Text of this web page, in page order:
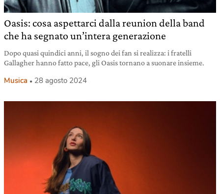
Oasis: cosa aspettarci dalla reunion della band
che ha segnato un’intera generazione
Dopo quasi quindici anni, il sogno dei fan si realizza: i fratelli
Gallagher hanno fatto pace, gli Oasis tornano a suonare insieme.
Musica 28 agosto 2024